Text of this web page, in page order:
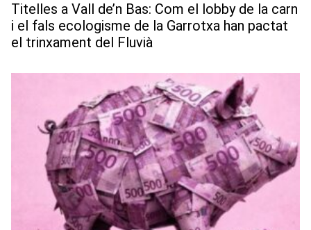
Titelles a Vall de’n Bas: Com el lobby de la carn
i el fals ecologisme de la Garrotxa han pactat
el trinxament del Fluvià